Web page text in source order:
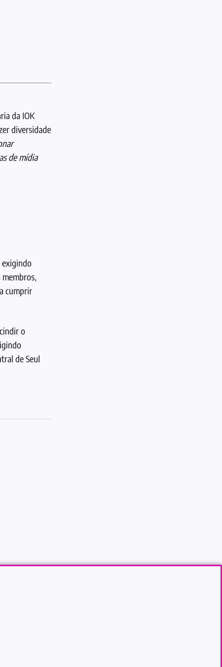
da IOK
diversidade
de mídia
exigindo
cumprir
o
de Seul